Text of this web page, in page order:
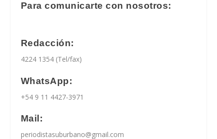
Para comunicarte con nosotros:
Redacción:
4224 1354 (Tel/fax)
WhatsApp:
+54 9 11 4427-3971
Mail:
periodistasuburbano@gmail.com